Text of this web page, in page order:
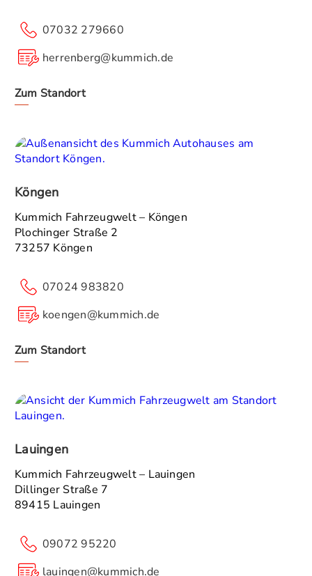
07032 279660
herrenberg@kummich.de
Zum Standort
Köngen
Kummich Fahrzeugwelt – Köngen
Plochinger Straße 2
73257 Köngen
07024 983820
koengen@kummich.de
Zum Standort
Lauingen
Kummich Fahrzeugwelt – Lauingen
Dillinger Straße 7
89415 Lauingen
09072 95220
lauingen@kummich.de